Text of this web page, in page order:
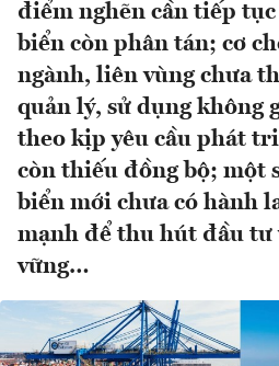
điểm nghẽn cần tiếp
biển còn phân tán; cơ
ngành, liên vùng chưa
quản lý, sử dụng không
theo kịp yêu cầu phát
còn thiếu đồng bộ; một
biển mới chưa có hành
mạnh để thu hút đầu tư
vững…